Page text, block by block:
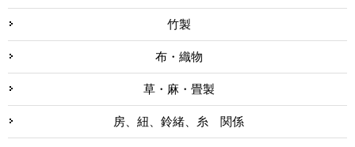
竹製
布・織物
草・麻・畳製
房、紐、鈴緒、糸 関係